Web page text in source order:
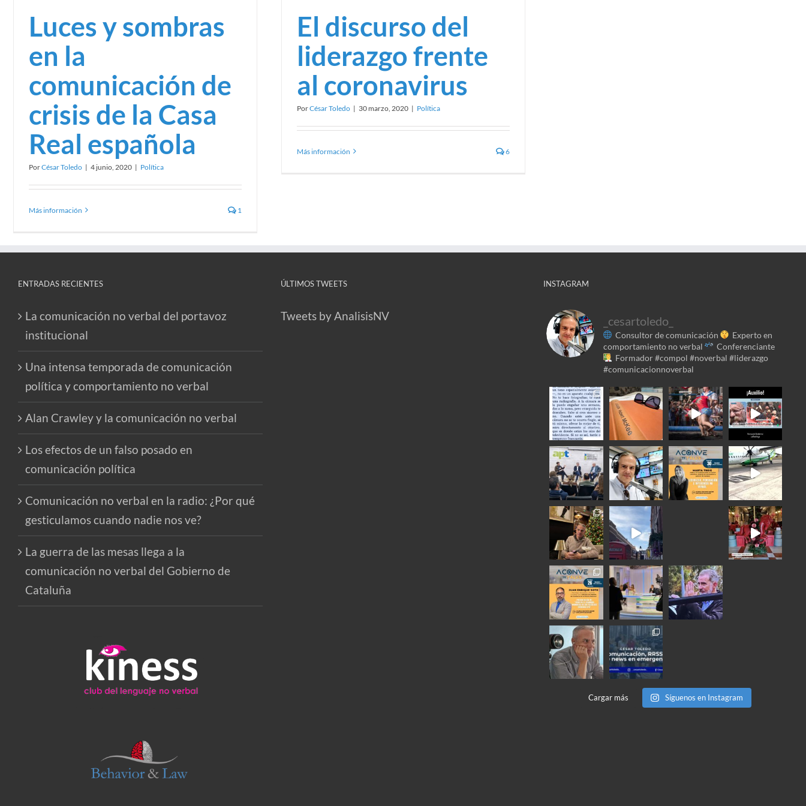
Luces y sombras
en la
comunicación de
crisis de la Casa
Real española
PorCésar Toledo | 4 junio, 2020 | Política
Más información 1
El discurso del
liderazgo frente
al coronavirus
PorCésar Toledo | 30 marzo, 2020 | Política
Más información 6
ENTRADAS RECIENTES
La comunicación no verbal del portavoz
institucional
Una intensa temporada de comunicación
política y comportamiento no verbal
Alan Crawley y la comunicación no verbal
Los efectos de un falso posado en
comunicación política
Comunicación no verbal en la radio: ¿Por qué
gesticulamos cuando nadie nos ve?
La guerra de las mesas llega a la
comunicación no verbal del Gobierno de
Cataluña
ÚLTIMOS TWEETS
Tweets by AnalisisNV
INSTAGRAM
_cesartoledo_
Consultor de comunicación
Experto en
comportamiento no verbal
Conferenciante
Formador#compol #noverbal #liderazgo
#comunicacionnoverbal
Cargar más Síguenos en Instagram